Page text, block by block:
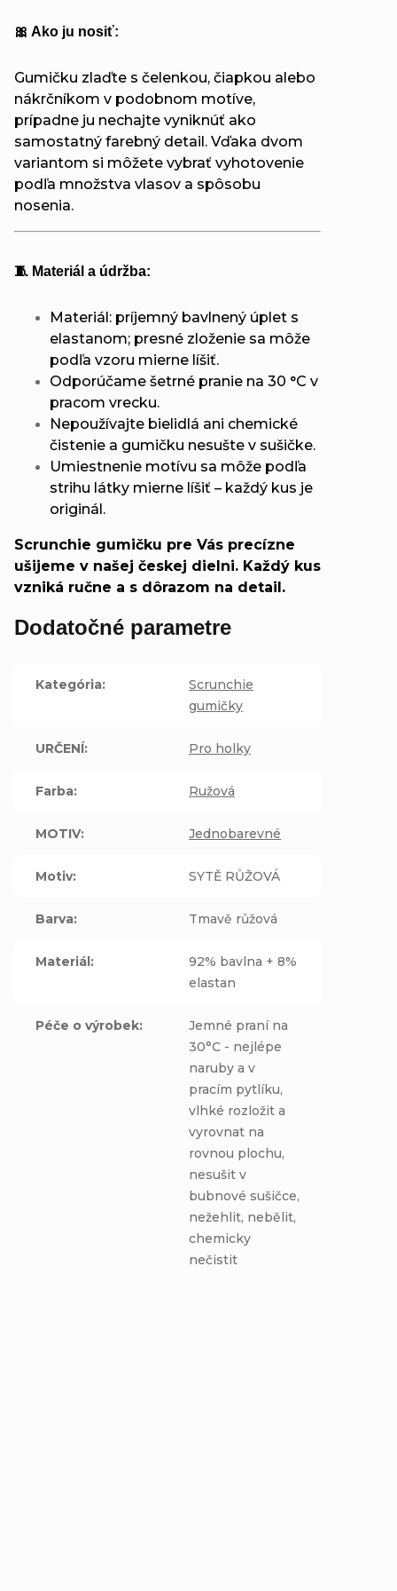
🎀 Ako ju nosiť:
Gumičku zlaďte s čelenkou, čiapkou alebo
nákrčníkom v podobnom motíve,
prípadne ju nechajte vyniknúť ako
samostatný farebný detail. Vďaka dvom
variantom si môžete vybrať vyhotovenie
podľa množstva vlasov a spôsobu
nosenia.
🧵 Materiál a údržba:
Materiál: príjemný bavlnený úplet s
elastanom; presné zloženie sa môže
podľa vzoru mierne líšiť.
Odporúčame šetrné pranie na 30 °C v
pracom vrecku.
Nepoužívajte bielidlá ani chemické
čistenie a gumičku nesušte v sušičke.
Umiestnenie motívu sa môže podľa
strihu látky mierne líšiť – každý kus je
originál.
Scrunchie gumičku pre Vás precízne
ušijeme v našej českej dielni. Každý kus
vzniká ručne a s dôrazom na detail.
Dodatočné parametre
Kategória:
Scrunchie
gumičky
URČENÍ: Pro holky
Farba: Ružová
MOTIV: Jednobarevné
Motiv: SYTĚ RŮŽOVÁ
Barva: Tmavě růžová
Materiál :
92% bavlna + 8%
elastan
Péče o výrobek:
Jemné praní na
30°C - nejlépe
naruby a v
pracím pytlíku,
vlhké rozložit a
vyrovnat na
rovnou plochu,
nesušit v
bubnové sušičce,
nežehlit, nebělit,
chemicky
nečistit